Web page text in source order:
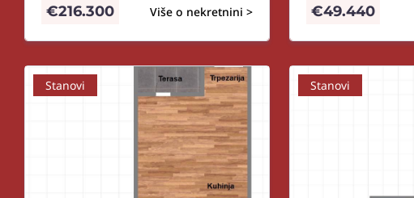
Više o nekretnini >
€216.300 €49.440
Stanovi Stanovi